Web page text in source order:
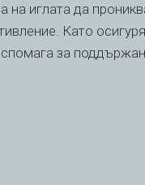
на иглата да
Като
за